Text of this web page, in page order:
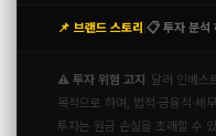
📌 브랜드 스토리 📋 투자 분석
⚠️ 투자 위험 고지
달러 인베스
목적으로 하며, 법적·금융적·세
투자는 원금 손실을 초래할 수